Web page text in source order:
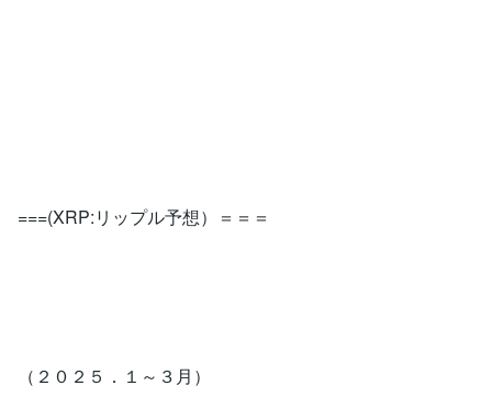
===(XRP:リップル予想）＝＝＝
（２０２５．１～３月）